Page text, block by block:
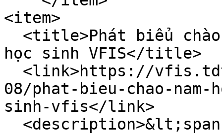
<item>
học sinh VFIS</title>
08/phat-bieu-chao-nam-
sinh-vfis</link>